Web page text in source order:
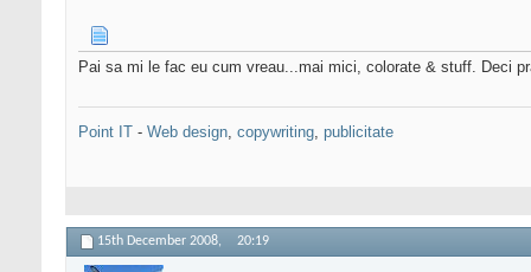
Pai sa mi le fac eu cum vreau...mai mici, colorate & stuff. Deci
Point IT - Web design, copywriting, publicitate
15th December 2008, 20:19